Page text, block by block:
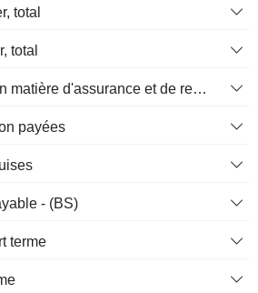
total
total
Engagements en matière d'assurance et de rentes
payées
- (BS)
terme